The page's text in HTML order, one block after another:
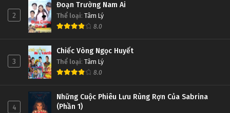
2
Đoạn Trường Nam Ai
Thể loại: Tâm Lý
8.0
3
Chiếc Vòng Ngọc Huyết
Thể loại: Tâm Lý
8.0
4
Những Cuộc Phiêu Lưu Rùng Rợn Của Sabrina
(Phần 1)